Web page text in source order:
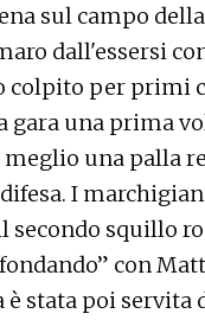
sul campo
dall'essersi
colpito per primi
gara una prima
una palla
I
secondo squillo
con
è stata poi servita